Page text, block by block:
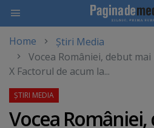
main
content
Home
Știri Media
Vocea României, debut
X Factorul de acum la...
Vocea